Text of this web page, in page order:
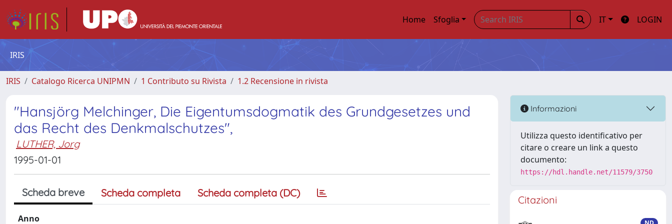
Home Sfoglia IT LOGIN
IRIS
IRIS Catalogo Ricerca UNIPMN 1 Contributo su Rivista 1.2 Recensione in rivista
"Hansjörg Melchinger, Die Eigentumsdogmatik des Grundgesetzes und
das Recht des Denkmalschutzes",
LUTHER, Jorg
1995-01-01
Scheda breve Scheda completa Scheda completa (DC)
Anno
Informazioni
Utilizza questo identificativo per
citare o creare un link a questo
documento:
https://hdl.handle.net/11579/3750
Citazioni